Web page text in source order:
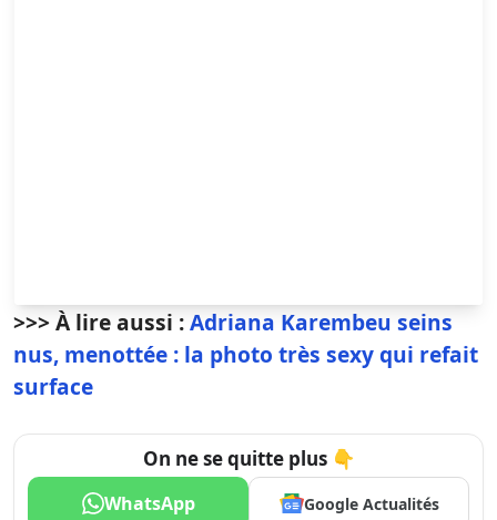
>>> À lire aussi :Adriana Karembeu seins
nus, menottée : la photo très sexy qui refait
surface
On ne se quitte plus 👇
WhatsApp Google Actualités